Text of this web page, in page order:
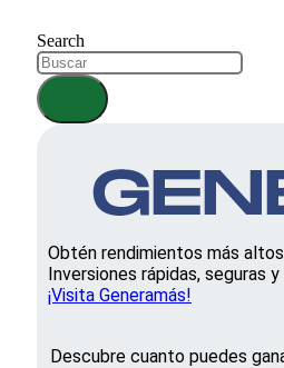
Search
Obtén rendimientos más
Inversiones rápidas, seguras
¡Visita Generamás!
Descubre cuanto puedes